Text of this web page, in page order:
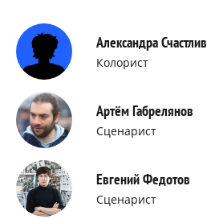
Александра
Колорист
Артём Габрелянов
Сценарист
Евгений Федотов
Сценарист